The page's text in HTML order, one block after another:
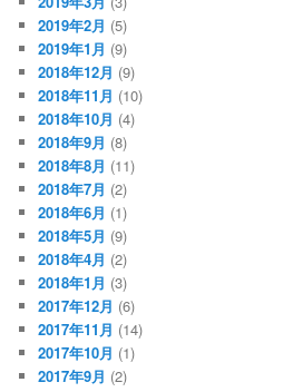
2019年2月 (5)
2019年1月 (9)
2018年12月 (9)
2018年11月 (10)
2018年10月 (4)
2018年9月 (8)
2018年8月 (11)
2018年7月 (2)
2018年6月 (1)
2018年5月 (9)
2018年4月 (2)
2018年1月 (3)
2017年12月 (6)
2017年11月 (14)
2017年10月 (1)
2017年9月 (2)